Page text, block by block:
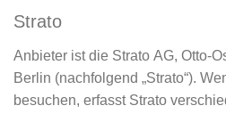
Strato
Anbieter ist die Strato AG, Otto-
Berlin (nachfolgend „Strato“).
besuchen, erfasst Strato